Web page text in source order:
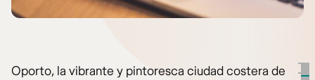
Oporto, la vibrante y pintoresca ciudad costera de